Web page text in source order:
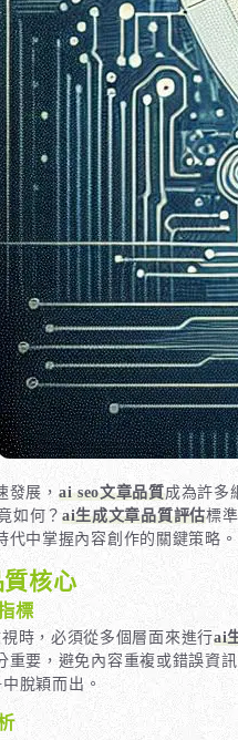
發展， ai seo文章品質成為許多
如何？ ai生成文章品質評估標
代中掌握內容創作的關鍵策略。
核心
標
時，必須從多個層面來進行ai
重要，避免內容重複或錯誤資
脫穎而出。